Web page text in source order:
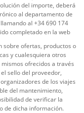
del importe, deberá
al departamento de
al +34 690 174
completado en la web
sobre ofertas, productos o
y cualesquiera otros
ofrecidos a través
sello del proveedor,
de los viajes
del mantenimiento,
de verificar la
de dicha información.